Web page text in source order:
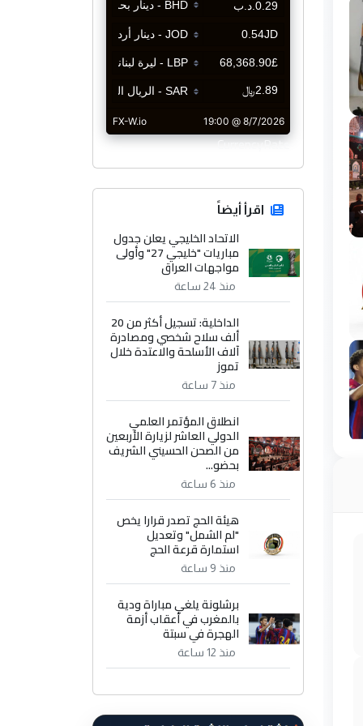
CurrencyRate
اقرأ أيضاً
الاتحاد الخليجي يعلن جدول
مباريات "خليجي 27" وأولى
مواجهات العراق
منذ 24 ساعة
الداخلية: تسجيل أكثر من 20
ألف سلاح شخصي ومصادرة
آلاف الأسلحة والاعتدة خلال
تموز
منذ 7 ساعة
انطلاق المؤتمر العلمي
الدولي العاشر لزيارة الأربعين
من الصحن الحسيني الشريف
بحضو...
منذ 6 ساعة
هيئة الحج تصدر قرارا يخص
"لم الشمل" وتعديل
استمارة قرعة الحج
منذ 9 ساعة
برشلونة يلغي مباراة ودية
بالمغرب في أعقاب أزمة
الهجرة في سبتة
منذ 12 ساعة